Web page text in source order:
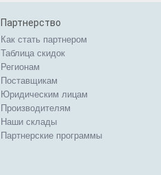
Партнерство
Как стать партнером
Таблица скидок
Регионам
Поставщикам
Юридическим лицам
Производителям
Наши склады
Партнерские программы